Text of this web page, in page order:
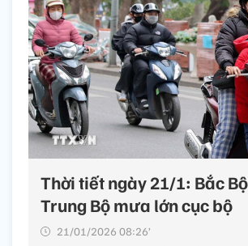
Thời tiết ngày 21/1: Bắc
Trung Bộ mưa lớn cục bộ
21/01/2026 08:26’